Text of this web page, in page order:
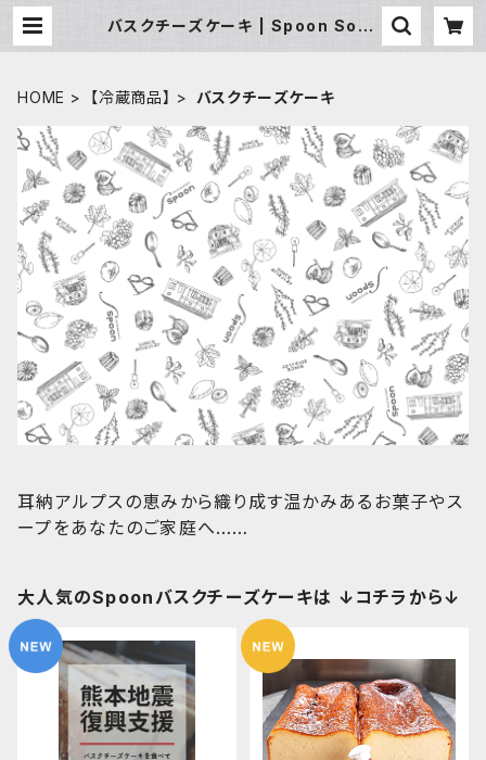
バスクチーズケーキ | Spoon Souv
HOME 【冷蔵商品】 バスクチーズケーキ
耳納アルプスの恵みから織り成す温かみあるお菓子やス
ープをあなたのご家庭へ……
大人気のSpoonバスクチーズケーキは ↓コチラから↓